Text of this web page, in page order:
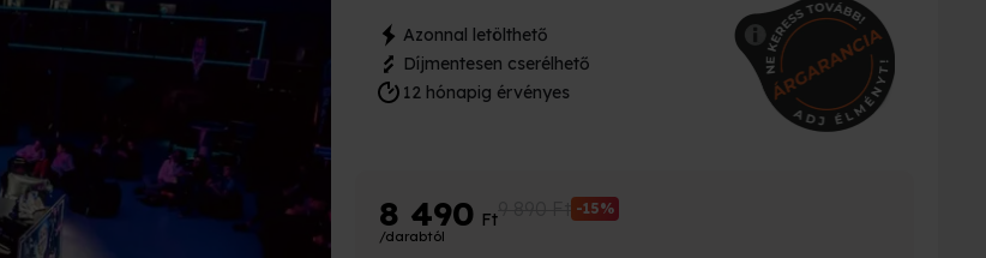
Azonnal letölthető
Díjmentesen cserélhető
12 hónapig érvényes
8 490Ft
-15%
/darabtól